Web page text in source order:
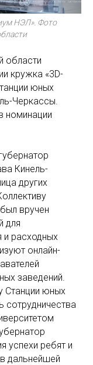
НЭЛ». Фото
области
кружка «3D-
юных
Черкассы.
номинации
Кинель-
других
вручен
для
и расходных
онлайн-
заведений.
Станции юных
сотрудничества
успехи ребят и
дальнейшей